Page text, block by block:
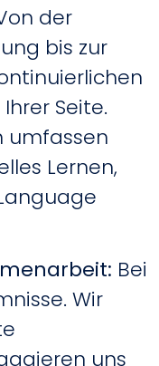
der
bis zur
Seite.
umfassen
Lernen,
Bei
Wir
uns